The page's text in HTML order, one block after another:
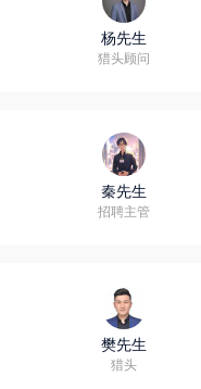
杨先生
猎头顾问
秦先生
招聘主管
樊先生
猎头